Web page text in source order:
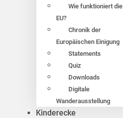
Wie funktioniert die
EU?
Chronik der
Europäischen Einigung
Statements
Quiz
Downloads
Digitale
Wanderausstellung
Kinderecke